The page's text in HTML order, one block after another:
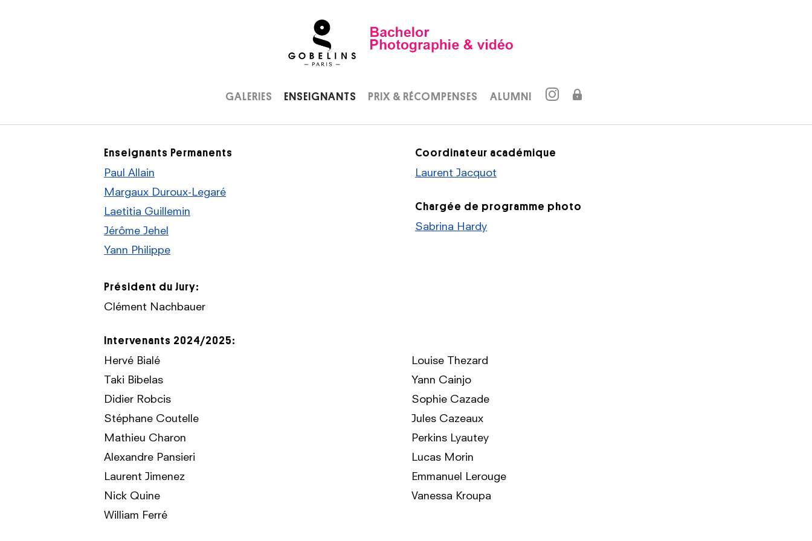
GALERIES ENSEIGNANTS PRIX & RÉCOMPENSES ALUMNI
Enseignants Permanents
Paul Allain
Margaux Duroux-Legaré
Laetitia Guillemin
Jérôme Jehel
Yann Philippe
Coordinateur académique
Laurent Jacquot
Chargée de programme photo
Sabrina Hardy
Président du Jury:
Clément Nachbauer
Intervenants 2024/2025:
Hervé Bialé
Taki Bibelas
Didier Robcis
Stéphane Coutelle
Mathieu Charon
Alexandre Pansieri
Laurent Jimenez
Nick Quine
William Ferré
Louise Thezard
Yann Cainjo
Sophie Cazade
Jules Cazeaux
Perkins Lyautey
Lucas Morin
Emmanuel Lerouge
Vanessa Kroupa